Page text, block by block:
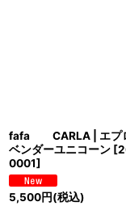
fafa CARLA | エプ
ベンダーユニコーン [
0001]
5,500円(税込)